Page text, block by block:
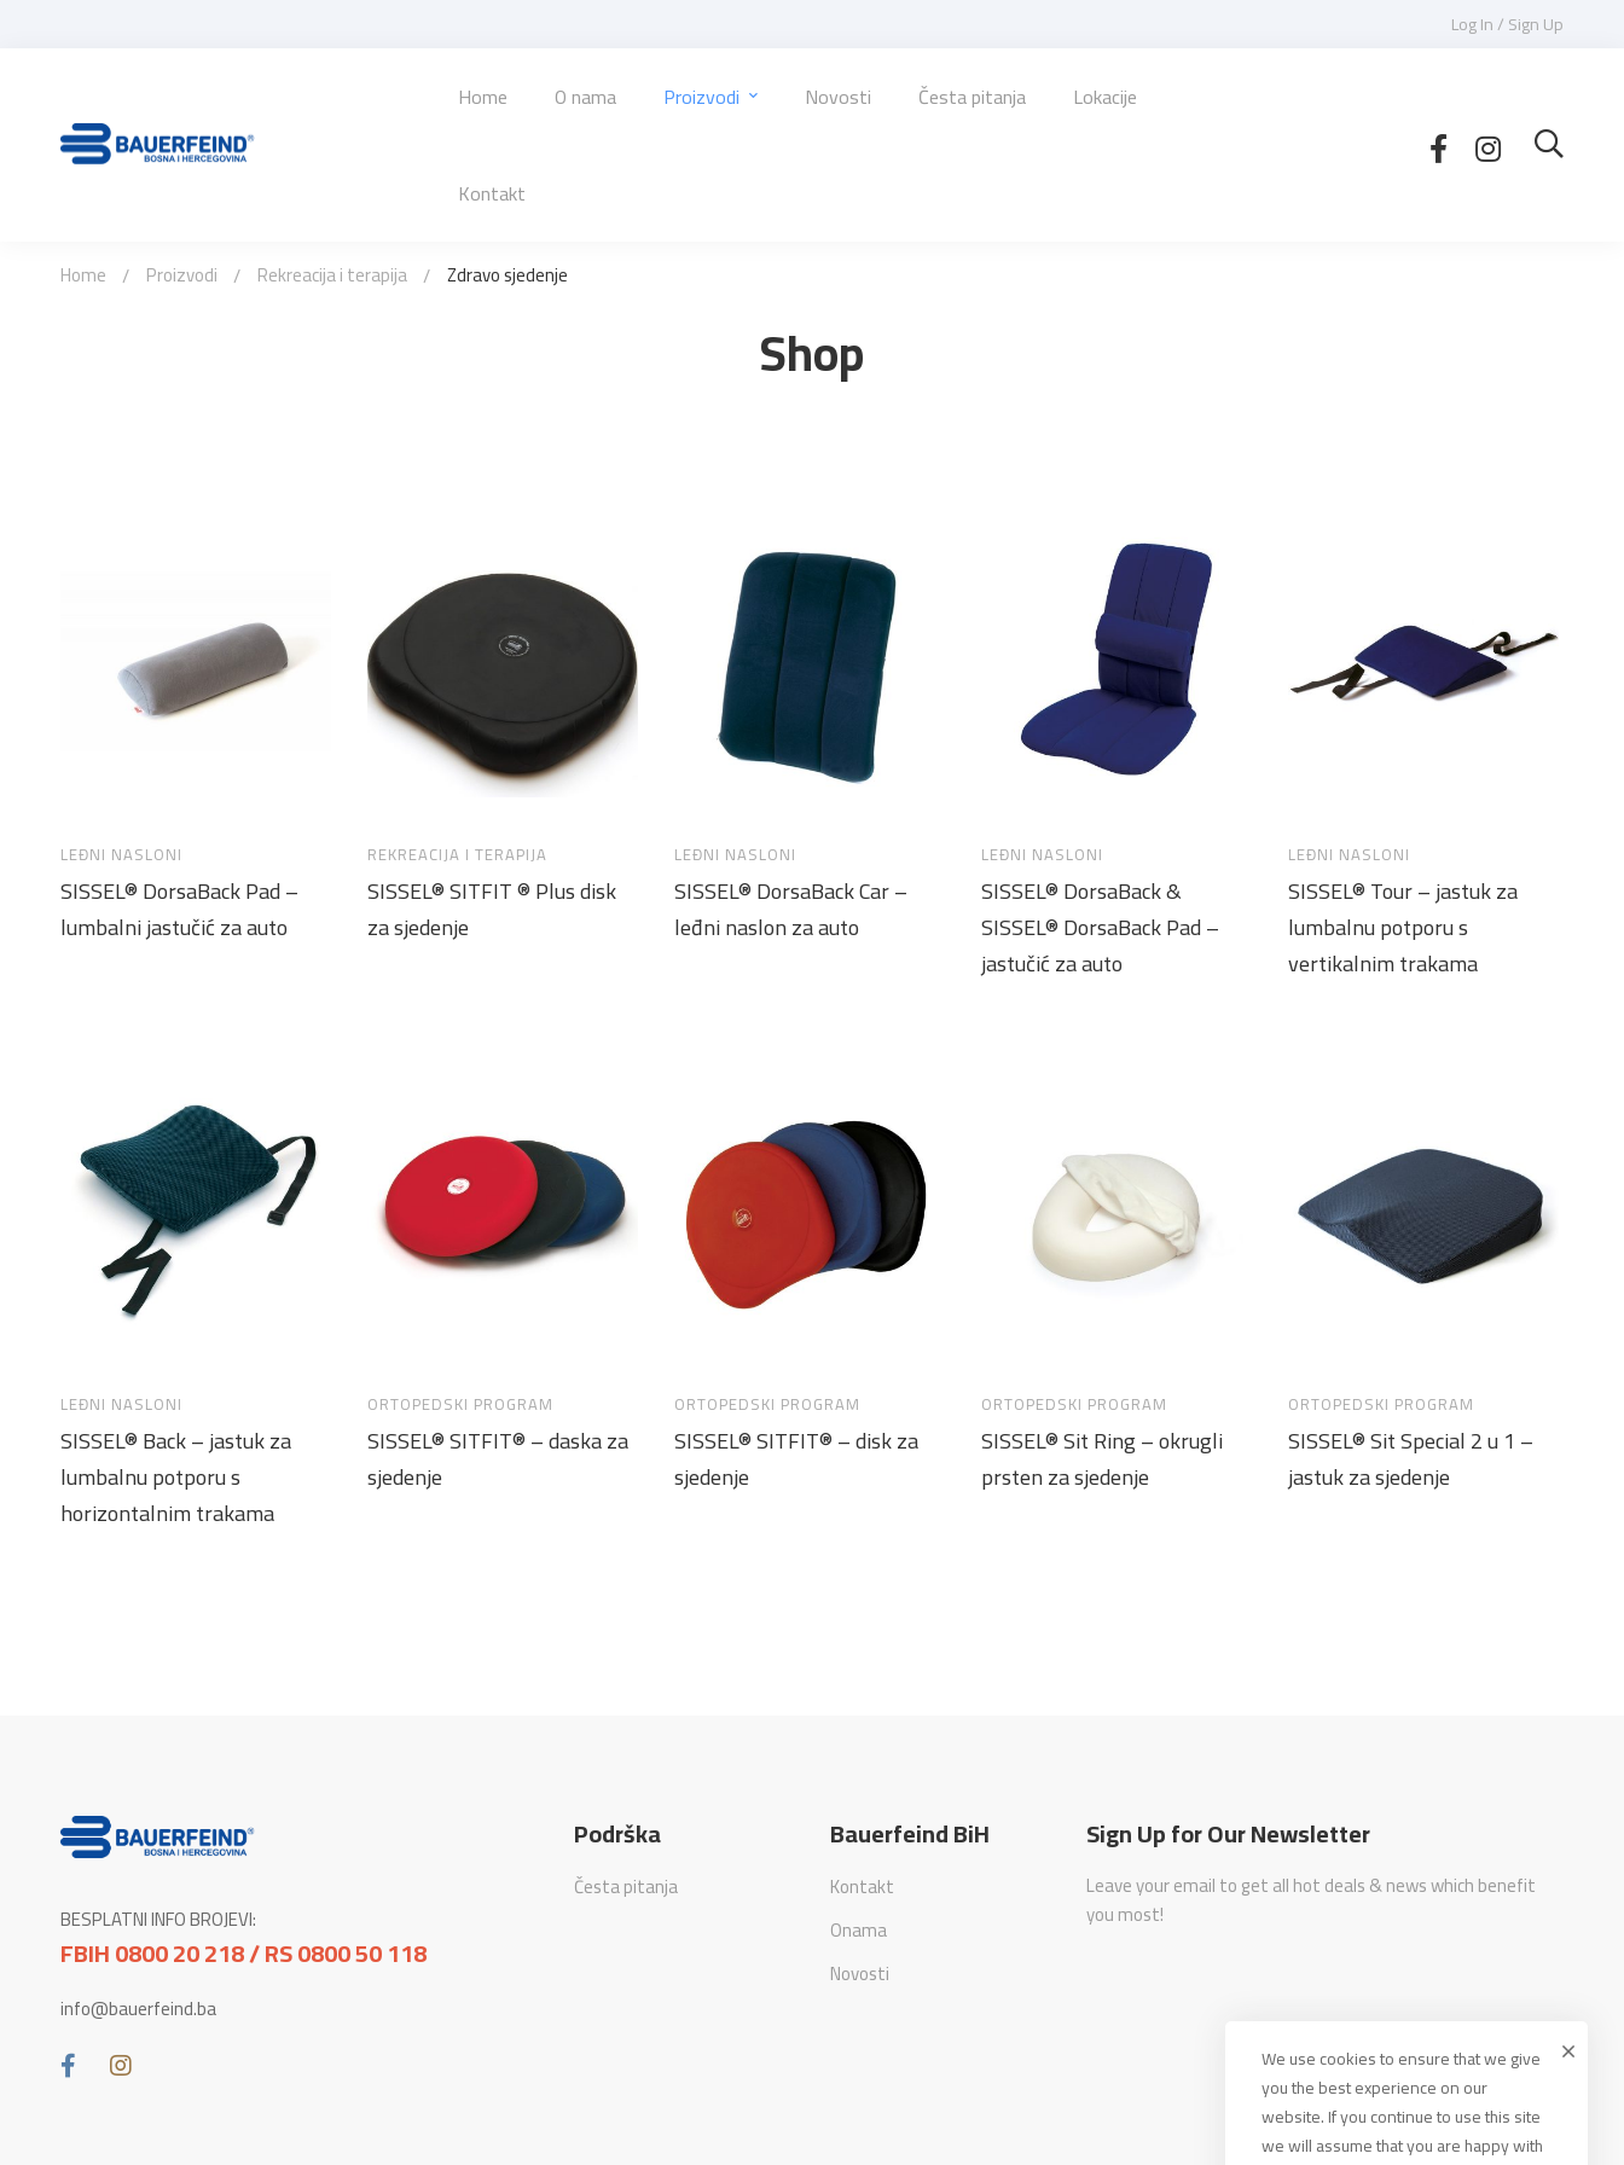
Log In / Sign Up
Home O nama Proizvodi Novosti Česta pitanja Lokacije
Kontakt
Shop
Home Proizvodi Rekreacija i terapija Zdravo sjedenje
LEĐNI NASLONI
SISSEL® DorsaBack Pad –
lumbalni jastučić za auto
REKREACIJA I TERAPIJA
SISSEL® SITFIT ® Plus disk
za sjedenje
LEĐNI NASLONI
SISSEL® DorsaBack Car –
leđni naslon za auto
LEĐNI NASLONI
SISSEL® DorsaBack &
SISSEL® DorsaBack Pad –
jastučić za auto
LEĐNI NASLONI
SISSEL® Tour – jastuk za
lumbalnu potporu s
vertikalnim trakama
LEĐNI NASLONI
SISSEL® Back – jastuk za
lumbalnu potporu s
horizontalnim trakama
ORTOPEDSKI PROGRAM
SISSEL® SITFIT® – daska za
sjedenje
ORTOPEDSKI PROGRAM
SISSEL® SITFIT® – disk za
sjedenje
ORTOPEDSKI PROGRAM
SISSEL® Sit Ring – okrugli
prsten za sjedenje
ORTOPEDSKI PROGRAM
SISSEL® Sit Special 2 u 1 –
jastuk za sjedenje
BESPLATNI INFO BROJEVI:
FBIH 0800 20 218 / RS 0800 50 118
info@bauerfeind.ba
Podrška
Česta pitanja
Bauerfeind BiH
Kontakt
Onama
Novosti
Sign Up for Our Newsletter
Leave your email to get all hot deals & news which benefit
you most!
We use cookies to ensure that we give
you the best experience on our
website. If you continue to use this site
we will assume that you are happy with